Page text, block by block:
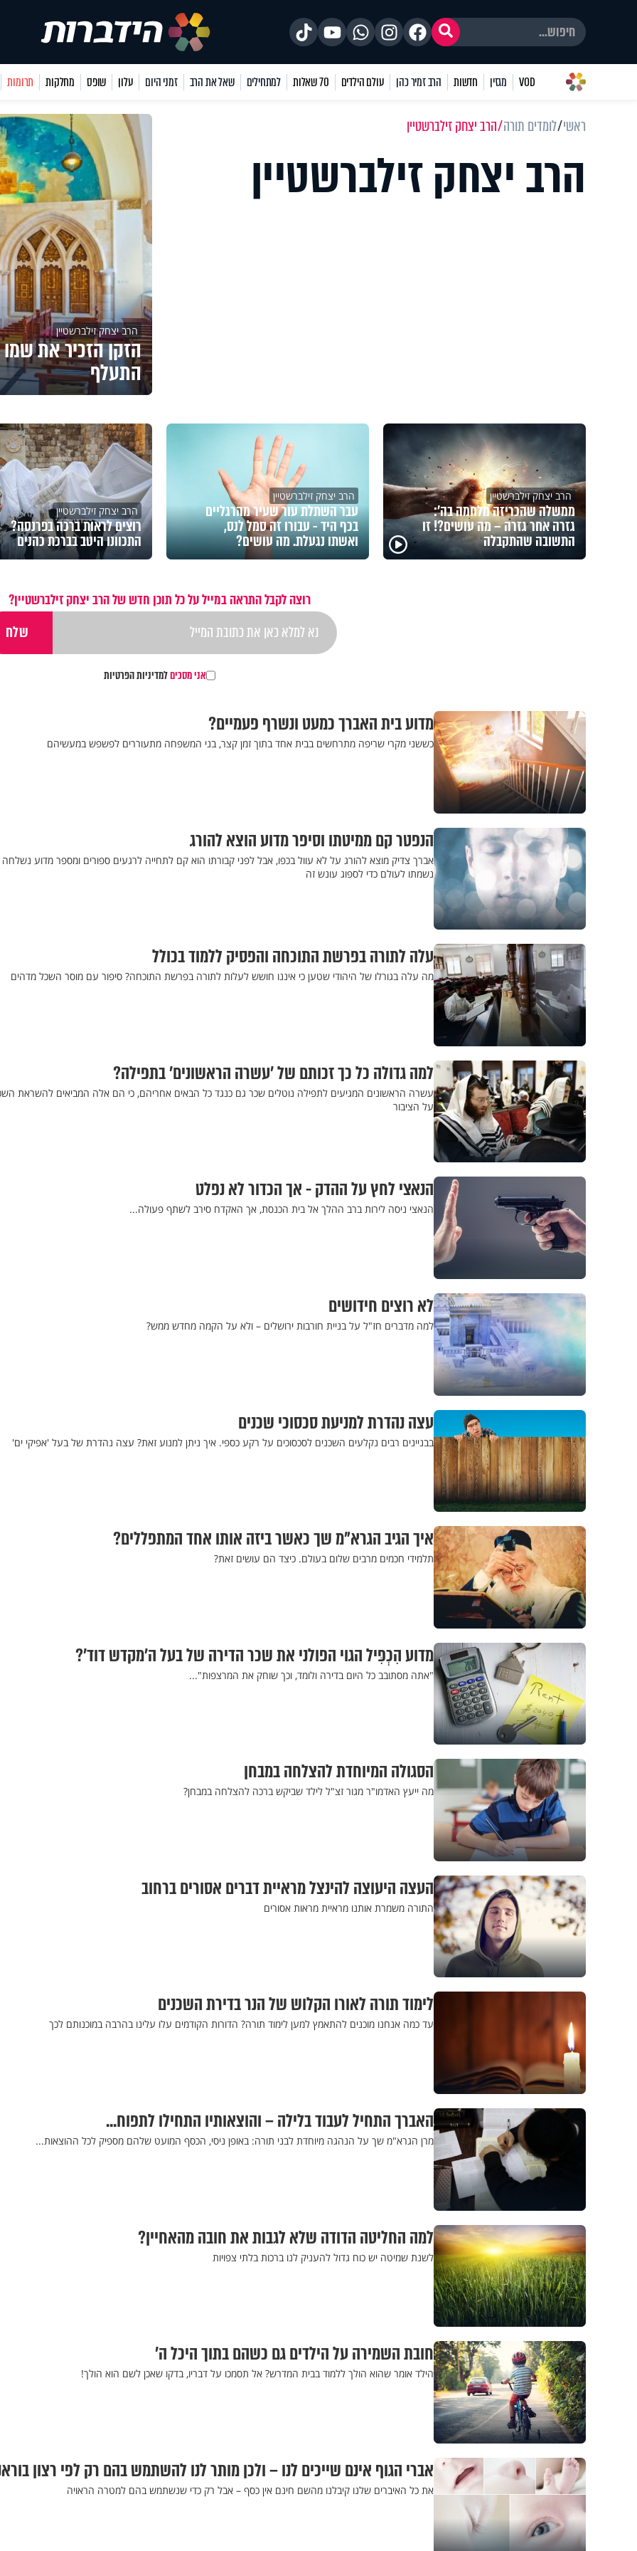
VOD מגזין חדשות הרב זמיר כהן עולם הילדים 70 שאלות למתחילים שאל את הרב זמני היום עלון שופס מחלקות תרומות
ראשי לומדים תורה הרב יצחק זילברשטיין
הרב יצחק זילברשטיין
הרב יצחק זילברשטיין
הזקן הזכיר את
התעלף
הרב יצחק זילברשטיין
ממשלה שהכריזה מלחמה בה’:
גזרה אחר גזרה – מה עושים?! זו
התשובה שהתקבלה
הרב יצחק זילברשטיין
עבר השתלת עור שעיר מהרגליים
בכף היד - עבורו זה סמל לנס,
ואשתו נגעלת. מה עושים?
הרב יצחק זילברשטיין
רוצים לראות ברכה בפרנסה?
התכוונו היטב בברכת כהנים
רוצה לקבל התראה במייל על כל תוכן חדש של הרב יצחק זילברשטיין?
אני מסכיםלמדיניות הפרטיות
מדוע בית האברך כמעט ונשרף פעמיים?
כששני מקרי שריפה מתרחשים בבית אחד בתוך זמן קצר, בני המשפחה מתעוררים לפשפש במעשיהם
הנפטר קם ממיטתו וסיפר מדוע הוצא להורג
אברך צדיק מוצא להורג על לא עוול בכפו, אבל לפני קבורתו הוא קם לתחייה לרגעים ספורים ומספר מדוע נשלחה
נשמתו לעולם כדי לספוג עונש זה
עלה לתורה בפרשת התוכחה והפסיק ללמוד בכולל
מה עלה בגורלו של היהודי שטען כי איננו חושש לעלות לתורה בפרשת התוכחה? סיפור עם מוסר השכל מדהים
למה גדולה כל כך זכותם של ’עשרה הראשונים’ בתפילה?
עשרה הראשונים המגיעים לתפילה נוטלים שכר גם כנגד כל הבאים אחריהם, כי הם אלה המביאים להשראת
על הציבור
הנאצי לחץ על ההדק - אך הכדור לא נפלט
הנאצי ניסה לירות ברב ההלך אל בית הכנסת, אך האקדח סירב לשתף פעולה...
לא רוצים חידושים
למה מדברים חז"ל על בניית חורבות ירושלים – ולא על הקמה מחדש ממש?
עצה נהדרת למניעת סכסוכי שכנים
בבניינים רבים נקלעים השכנים לסכסוכים על רקע כספי. איך ניתן למנוע זאת? עצה נהדרת של בעל 'אפיקי ים'
איך הגיב הגרא"מ שך כאשר ביזה אותו אחד המתפללים?
תלמידי חכמים מרבים שלום בעולם. כיצד הם עושים זאת?
מדוע הִכְפִּיל הגוי הפולני את שכר הדירה של בעל ה’מקדש דוד’?
"אתה מסתובב כל היום בדירה ולומד, וכך שוחק את המרצפות"...
הסגולה המיוחדת להצלחה במבחן
מה ייעץ האדמו"ר מגור זצ"ל לילד שביקש ברכה להצלחה במבחן?
העצה היעוצה להינצל מראיית דברים אסורים ברחוב
התורה משמרת אותנו מראיית מראות אסורים
לימוד תורה לאורו הקלוש של הנר בדירת השכנים
עד כמה אנחנו מוכנים להתאמץ למען לימוד תורה? הדורות הקודמים עלו עלינו בהרבה במוכנותם לכך
האברך התחיל לעבוד בלילה – והוצאותיו התחילו לתפוח...
מרן הגרא"מ שך על הנהגה מיוחדת לבני תורה: באופן ניסי, הכסף המועט שלהם מספיק לכל ההוצאות...
למה החליטה הדודה שלא לגבות את חובה מהאחיין?
לשנת שמיטה יש כוח גדול להעניק לנו ברכות בלתי צפויות
חובת השמירה על הילדים גם כשהם בתוך היכל ה’
הילד אומר שהוא הולך ללמוד בבית המדרש? אל תסמכו על דבריו, בדקו שאכן לשם הוא הולך!
אברי הגוף אינם שייכים לנו – ולכן מותר לנו להשתמש בהם רק לפי רצון
את כל האיברים שלנו קיבלנו מהשם חינם אין כסף – אבל רק כדי שנשתמש בהם למטרה הראויה